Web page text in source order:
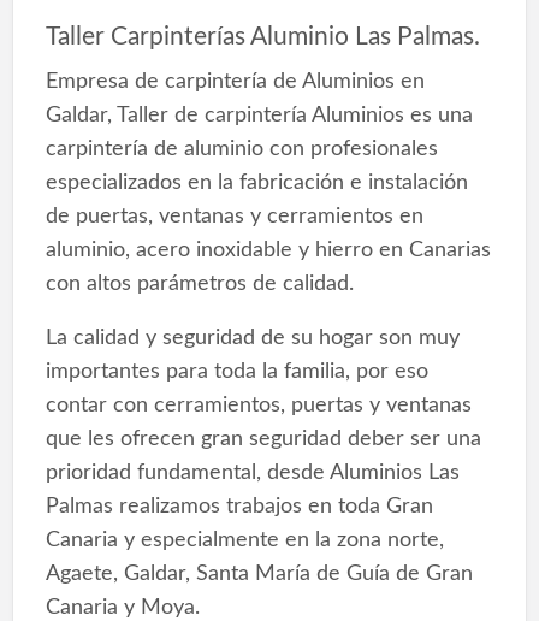
Taller Carpinterías Aluminio Las Palmas.
Empresa de carpintería de Aluminios en
Galdar, Taller de carpintería Aluminios es una
carpintería de aluminio con profesionales
especializados en la fabricación e instalación
de puertas, ventanas y cerramientos en
aluminio, acero inoxidable y hierro en Canarias
con altos parámetros de calidad.
La calidad y seguridad de su hogar son muy
importantes para toda la familia, por eso
contar con cerramientos, puertas y ventanas
que les ofrecen gran seguridad deber ser una
prioridad fundamental, desde Aluminios Las
Palmas realizamos trabajos en toda Gran
Canaria y especialmente en la zona norte,
Agaete, Galdar, Santa María de Guía de Gran
Canaria y Moya.